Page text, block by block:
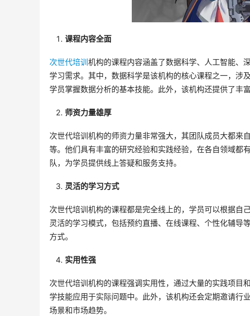
课程内容全面
次世代培训 机构的课程内容涵盖了数据科学、人工智能、
学习需求。其中，数据科学是该机构的核心课程之一，涉
学员掌握数据分析的基本技能。此外，该机构还提供了丰
师资力量雄厚
次世代培训机构的师资力量非常强大，其团队成员大都来
等。他们具有丰富的研究经验和实践经验，在各自领域都
队，为学员提供线上答疑和服务支持。
灵活的学习方式
次世代培训机构的课程都是完全线上的，学员可以根据自
灵活的学习模式，包括预约直播、在线课程、个性化辅导
方式。
实用性强
次世代培训机构的课程强调实用性，通过大量的实践项目
学技能应用于实际问题中。此外，该机构还会定期邀请行
场景和市场趋势。